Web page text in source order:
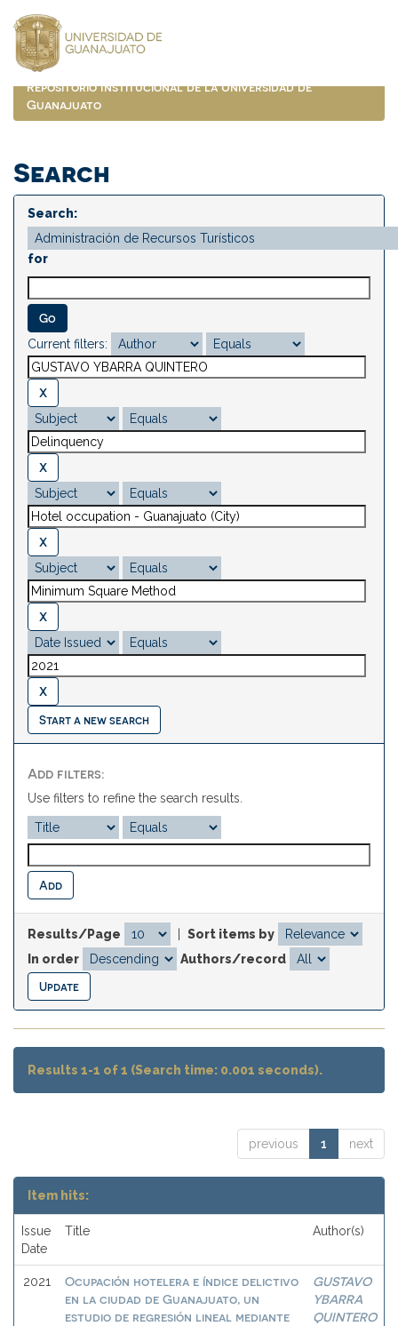
navigation
Repositorio Institucional de la Universidad de
Guanajuato
Search
Search:
for
Current filters:
Start a new search
Add filters:
Use filters to refine the search results.
Results/Page
Sort items by
In order
Authors/record
Results 1-1 of 1 (Search time: 0.001 seconds).
previous 1 next
Item hits:
Issue
Date
Title Author(s)
2021
Ocupación hotelera e índice delictivo
en la ciudad de Guanajuato, un
estudio de regresión lineal mediante
GUSTAVO
YBARRA
QUINTERO